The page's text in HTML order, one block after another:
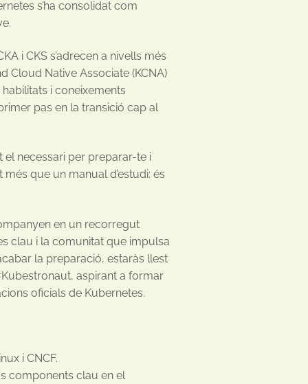
s’ha consolidat com
i CKS s’adrecen a nivells més
Cloud Native Associate (KCNA)
i coneixements
pas en la transició cap al
necessari per preparar-te i
que un manual d’estudi: és
en un recorregut
clau i la comunitat que impulsa
la preparació, estaràs llest
aspirant a formar
oficials de Kubernetes.
i CNCF.
components clau en el